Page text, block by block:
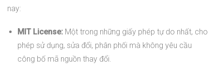
nay:
MIT License:Một trong những giấy phép tự do nhất, cho
phép sử dụng, sửa đổi, phân phối mà không yêu cầu
công bố mã nguồn thay đổi.